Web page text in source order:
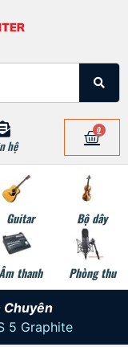
hệ
0
Guitar Bộ dây
Âm thanh Phòng thu
Chuyên
5 Graphite